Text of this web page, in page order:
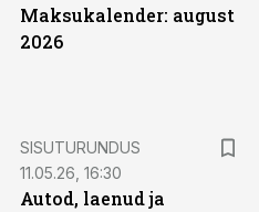
Maksukalender: august
2026
SISUTURUNDUS
11.05.26, 16:30
Autod, laenud ja